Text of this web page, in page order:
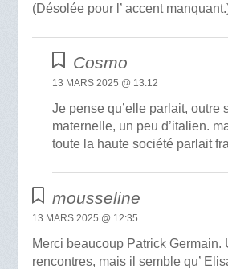
(Désolée pour l’ accent
Cosmo
13 MARS 2025 @ 13:12
Je pense qu’elle parlait, outre
maternelle, un peu d’italien.
toute la haute société parlait
mousseline
13 MARS 2025 @ 12:35
Merci beaucoup Patrick Germain.
rencontres, mais il semble qu’